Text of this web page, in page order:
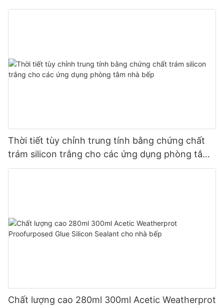
Thời tiết tùy chỉnh trung tính bằng chứng chất
trám silicon trắng cho các ứng dụng phòng tắm
nhà bếp
Chất lượng cao 280ml 300ml Acetic Weatherprot